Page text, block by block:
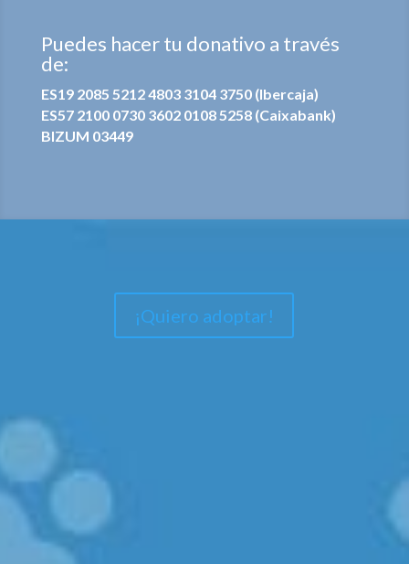
Puedes hacer tu donativo a través
de:
ES19 2085 5212 4803 3104 3750 (Ibercaja)
ES57 2100 0730 3602 0108 5258 (Caixabank)
BIZUM 03449
¡Quiero adoptar!